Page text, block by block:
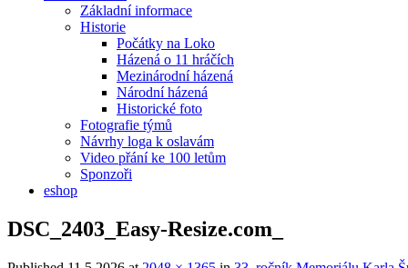
Základní informace
Historie
Počátky na Loko
Házená o 11 hráčích
Mezinárodní házená
Národní házená
Historické foto
Fotografie týmů
Návrhy loga k oslavám
Video přání ke 100 letům
Sponzoři
eshop
DSC_2403_Easy-Resize.com_